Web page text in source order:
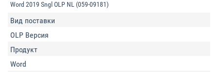
Word 2019 Sngl OLP NL (059-09181)
Вид поставки
OLP Версия
Продукт
Word